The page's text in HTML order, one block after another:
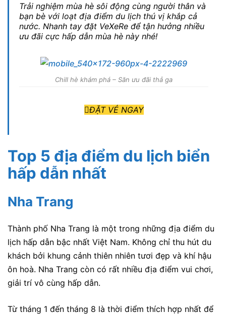
Trải nghiệm mùa hè sôi động cùng người thân và
bạn bè với loạt địa điểm du lịch thú vị khắp cả
nước. Nhanh tay đặt VeXeRe để tận hưởng nhiều
ưu đãi cực hấp dẫn mùa hè này nhé!
Chill hè khám phá – Săn ưu đãi thả ga
ĐẶT VÉ NGAY
Top 5 địa điểm du lịch biển
hấp dẫn nhất
Nha Trang
Thành phố Nha Trang là một trong những địa điểm du
lịch hấp dẫn bậc nhất Việt Nam. Không chỉ thu hút du
khách bởi khung cảnh thiên nhiên tươi đẹp và khí hậu
ôn hoà. Nha Trang còn có rất nhiều địa điểm vui chơi,
giải trí vô cùng hấp dẫn.
Từ tháng 1 đến tháng 8 là thời điểm thích hợp nhất để